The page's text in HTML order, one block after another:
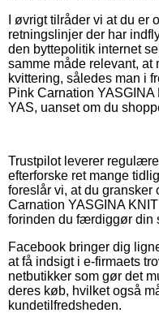
I øvrigt tilråder vi at du
retningslinjer der har
den byttepolitik internet
samme måde relevant, at
kvittering, således man i
Pink Carnation
YAS, uanset om du
Trustpilot leverer
efterforske ret mange
foreslår vi, at du
Carnation YASGINA
forinden du færdiggør din
Facebook bringer dig
at få indsigt i e-firmaets
netbutikker som gør det
deres køb, hvilket også
kundetilfredsheden.